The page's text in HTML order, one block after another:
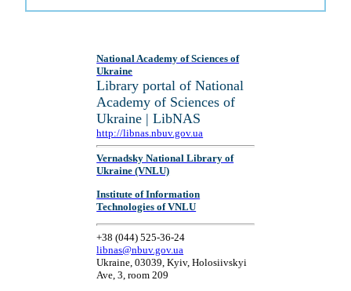
National Academy of Sciences of
Ukraine
Library portal of National
Academy of Sciences of
Ukraine | LibNAS
http://libnas.nbuv.gov.ua
Vernadsky National Library of
Ukraine (VNLU)
Institute of Information
Technologies of VNLU
+38 (044) 525-36-24
libnas@nbuv.gov.ua
Ukraine, 03039, Kyiv, Holosiivskyi
Ave, 3, room 209